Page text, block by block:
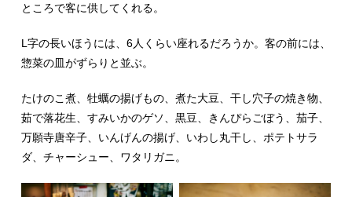
ところで客に供してくれる。
L字の長いほうには、6人くらい座れるだろうか。客の前には、
惣菜の皿がずらりと並ぶ。
たけのこ煮、牡蠣の揚げもの、煮た大豆、干し穴子の焼き物、
茹で落花生、すみいかのゲソ、黒豆、きんぴらごぼう、茄子、
万願寺唐辛子、いんげんの揚げ、いわし丸干し、ポテトサラ
ダ、チャーシュー、ワタリガニ。